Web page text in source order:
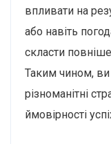
впливати на
або навіть
скласти
Таким чином, ви
різноманітні
ймовірності